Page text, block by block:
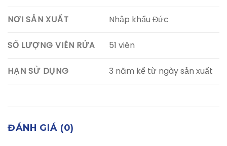
NƠI SẢN XUẤT Nhập khẩu Đức
SỐ LƯỢNG VIÊN RỬA 51 viên
HẠN SỬ DỤNG 3 năm kể từ ngày sản xuất
ĐÁNH GIÁ (0)